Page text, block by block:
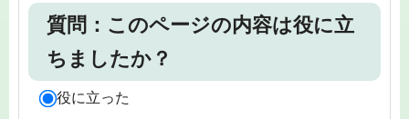
質問：このページの内容は役に立
ちましたか？
役に立った